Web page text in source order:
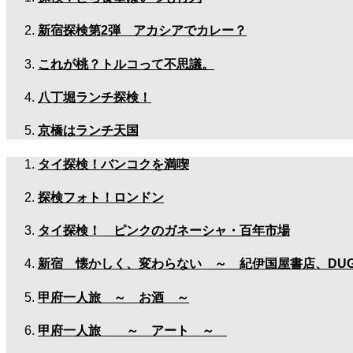
新宿探検第2弾 アカシアでカレー？
これが桃？トルコって不思議。
八丁堀ランチ探検！
京橋はランチ天国
タイ探検！バンコクを満喫
探検フォト！ロンドン
タイ探検！ ピンクのガネーシャ・百年市場
新宿 懐かしく、変わらない ～ 紀伊国屋書店、
甲府一人旅 ～ お酒 ～
甲府一人旅 ～ アート ～